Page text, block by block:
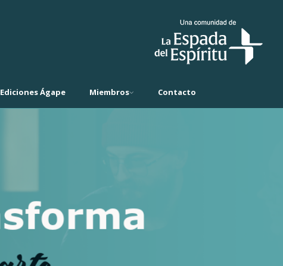
Ediciones Ágape Miembros Contacto